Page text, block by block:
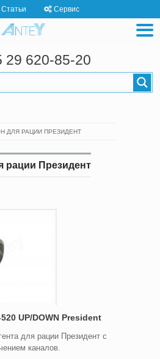
Статьи Сервис
29 620-85-20
ДЛЯ РАЦИИ ПРЕЗИДЕНТ
рации Президент
UP/DOWN President
для рации Президент с
каналов.